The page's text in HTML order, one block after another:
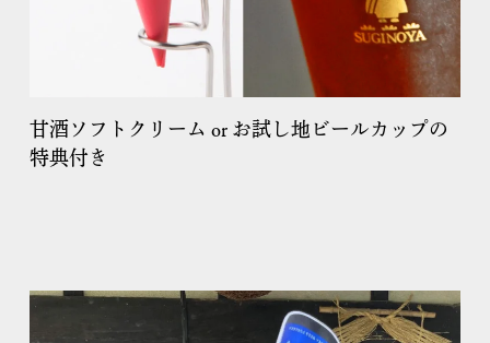
甘酒ソフトクリーム or お試し地ビールカップの
特典付き